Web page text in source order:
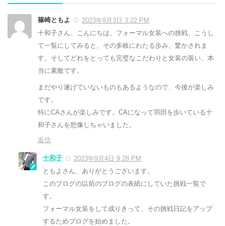
篠崎ともよ
2023年9月3日 3:22 PM
十和子さん、こんにちは、フォーマル女装への挑戦、こうし
て一覧にしてみると、その多岐にわたる歩み、驚かされま
す。そしてどれをとっても完璧なこだわりと女装の装い、本
当に素敵です。
まだやり遂げていないものもあるようなので、今後が楽しみ
です。
特にCAさんが楽しみです。CAになって羽田を歩いている十
和子さんを想像しちゃいました。
返信
十和子
2023年9月4日 9:28 PM
ともよさん、ありがとうございます。
このブログの以前のブログの表紙にしていた挑戦一覧で
す。
フォーマル女装をして成りきって、その挑戦日記をアップ
するためブログを始めました。